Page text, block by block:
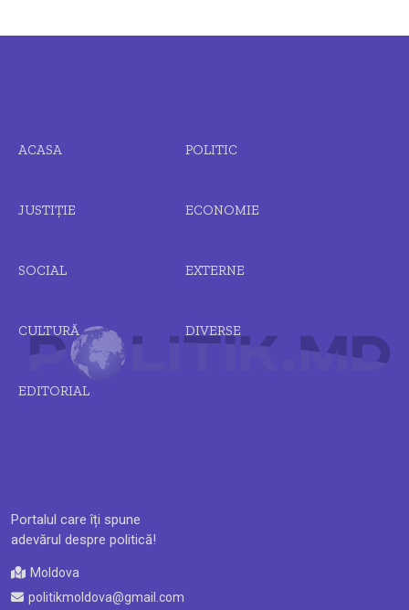
Portalul care îți spune
adevărul despre politică!
Moldova
politikmoldova@gmail.com
ACASA POLITIC
JUSTIȚIE ECONOMIE
SOCIAL EXTERNE
CULTURĂ DIVERSE
EDITORIAL